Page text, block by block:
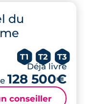
du
T1 T2 T3
Déjà livré
128 500€
conseiller